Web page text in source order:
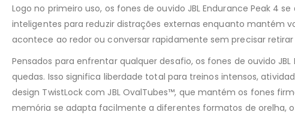
Logo no primeiro uso, os fones de ouvido JBL Endurance Peak
inteligentes para reduzir distrações externas enquanto mantém
acontece ao redor ou conversar rapidamente sem precisar
Pensados para enfrentar qualquer desafio, os fones de ouvido
quedas. Isso significa liberdade total para treinos intensos,
design TwistLock com JBL OvalTubes™, que mantém os fones
memória se adapta facilmente a diferentes formatos de orelha,